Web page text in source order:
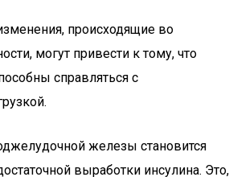
происходящие во
могут привести к тому, что
справляться с
железы становится
выработки инсулина. Это,